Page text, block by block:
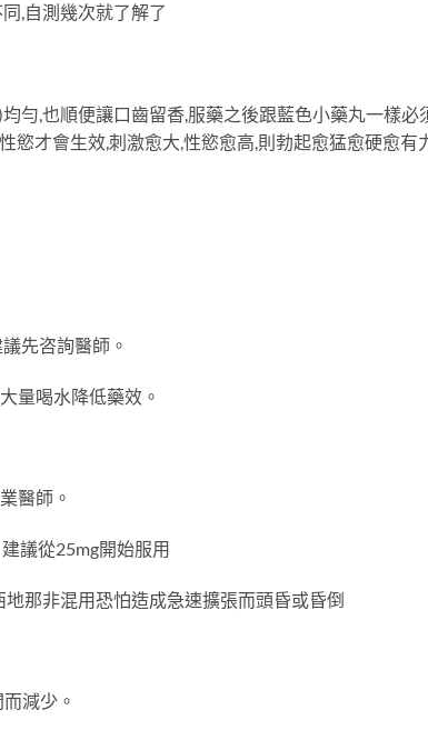
,自測幾次就了解了
勻,也順便讓口齒留香,服藥之後跟藍色小藥丸一樣
慾才會生效,刺激愈大,性慾愈高,則勃起愈猛愈硬愈有
先咨詢醫師。
量喝水降低藥效。
醫師。
議從25mg開始服用
那非混用恐怕造成急速擴張而頭昏或昏倒
減少。